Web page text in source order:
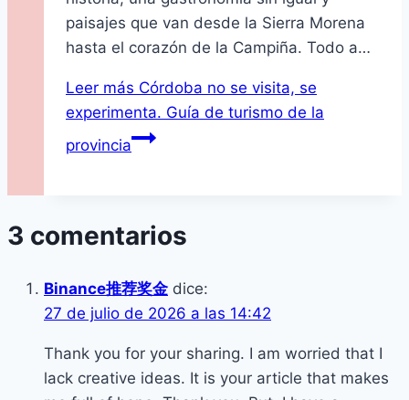
paisajes que van desde la Sierra Morena
hasta el corazón de la Campiña. Todo a…
Leer más Córdoba no se visita, se
experimenta. Guía de turismo de la
provincia
3 comentarios
Binance推荐奖金 dice:
27 de julio de 2026 a las 14:42
Thank you for your sharing. I am worried that I
lack creative ideas. It is your article that makes